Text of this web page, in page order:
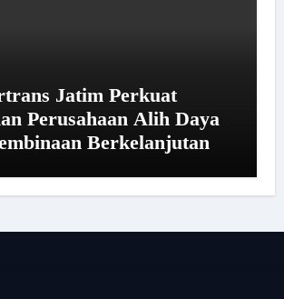
Jatim Perkuat
Perusahaan Alih Daya
Berkelanjutan